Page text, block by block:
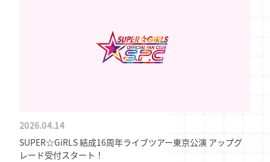
2026.04.14
SUPER☆GiRLS 結成16周年ライブツアー東京公演 アップグ
レード受付スタート！